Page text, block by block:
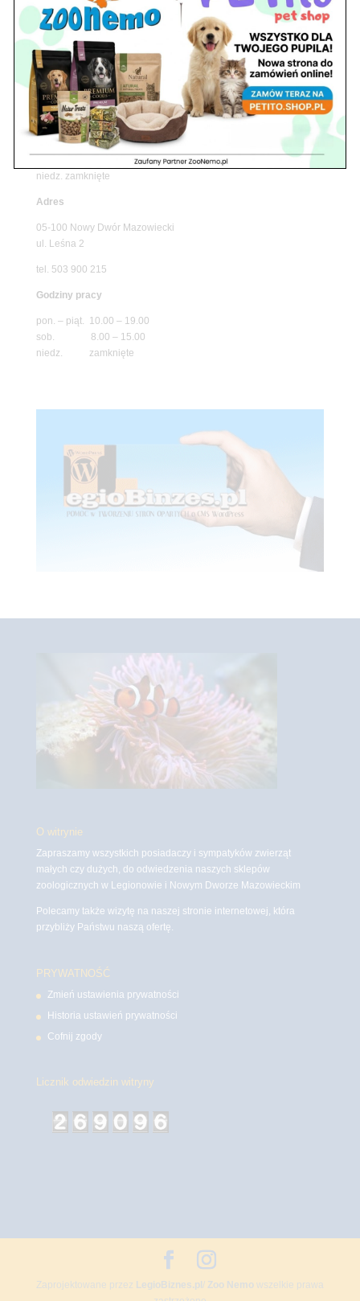
Znajdź nas
Adres
05-120 Legionowo
ul. Piłsudskiego 31,
pawilon 134
tel./fax. 22 784 71 96
Godziny pracy
pon. – piąt. 10.00 – 19.00
niedz. zamknięte
Adres
05-100 Nowy Dwór Mazowiecki
ul. Leśna 2
tel. 503 900 215
Godziny pracy
pon. – piąt. 10.00 – 19.00
sob. 8.00 – 15.00
niedz. zamknięte
O witrynie
Zapraszamy wszystkich posiadaczy i sympatyków zwierząt
małych czy dużych, do odwiedzenia naszych sklepów
zoologicznych w Legionowie i Nowym Dworze Mazowieckim
Polecamy także wizytę na naszej stronie internetowej, która
przybliży Państwu naszą ofertę.
PRYWATNOŚĆ
Zmień ustawienia prywatności
Historia ustawień prywatności
Cofnij zgody
Licznik odwiedzin witryny
Zaprojektowane przez LegioBiznes.pl/ Zoo Nemowszelkie prawa